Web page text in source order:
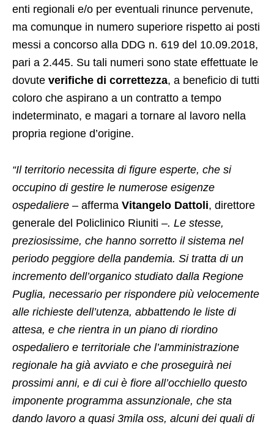
enti regionali e/o per eventuali rinunce pervenute,
ma comunque in numero superiore rispetto ai posti
messi a concorso alla DDG n. 619 del 10.09.2018,
pari a 2.445. Su tali numeri sono state effettuate le
dovute verifiche di correttezza, a beneficio di tutti
coloro che aspirano a un contratto a tempo
indeterminato, e magari a tornare al lavoro nella
propria regione d’origine.
“Il territorio necessita di figure esperte, che si
occupino di gestire le numerose esigenze
ospedaliere – afferma Vitangelo Dattoli, direttore
generale del Policlinico Riuniti –. Le stesse,
preziosissime, che hanno sorretto il sistema nel
periodo peggiore della pandemia. Si tratta di un
incremento dell’organico studiato dalla Regione
Puglia, necessario per rispondere più velocemente
alle richieste dell’utenza, abbattendo le liste di
attesa, e che rientra in un piano di riordino
ospedaliero e territoriale che l’amministrazione
regionale ha già avviato e che proseguirà nei
prossimi anni, e di cui è fiore all’occhiello questo
imponente programma assunzionale, che sta
dando lavoro a quasi 3mila oss, alcuni dei quali di